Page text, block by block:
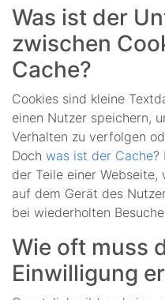
Was ist der
zwischen
Cache?
Cookies sind kleine
einen Nutzer speichern,
Verhalten zu verfolgen
Doch was ist der Cache?
der Teile einer
auf dem Gerät des
bei wiederholten
Wie oft muss
Einwilligung